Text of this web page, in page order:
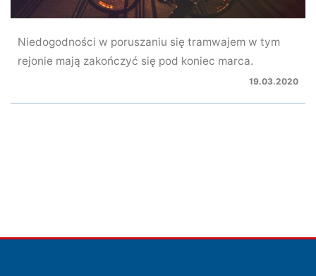
Niedogodności w poruszaniu się tramwajem w tym
rejonie mają zakończyć się pod koniec marca.
19.03.2020